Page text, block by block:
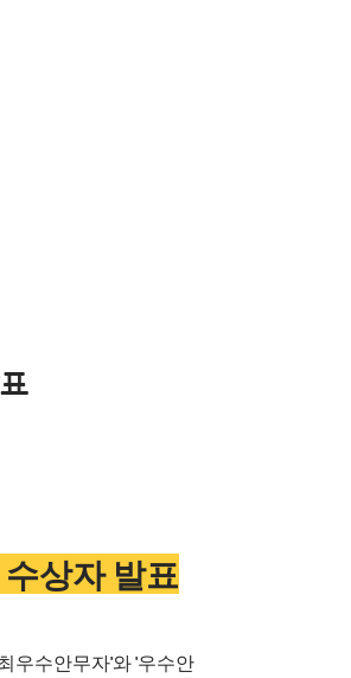
상자 발표
우수안무자'와 '우수안